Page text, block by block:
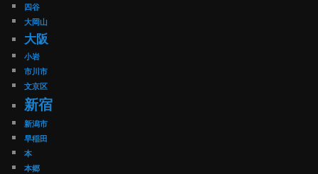
四谷
大岡山
大阪
小岩
市川市
文京区
新宿
新潟市
早稲田
本
本郷